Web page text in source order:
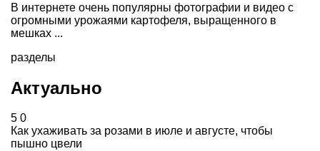
В интернете очень популярны фотографии и видео с
огромными урожаями картофеля, выращенного в
мешках ...
разделы
Актуально
5 0
Как ухаживать за розами в июле и августе, чтобы
пышно цвели